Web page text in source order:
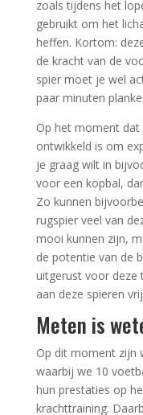
zoals tijdens het
gebruikt om het
heffen. Kortom:
de kracht van de
spier moet je wel
paar minuten
Op het moment
ontwikkeld is om
je graag wilt in
voor een kopbal,
Zo kunnen
rugspier veel van
mooi kunnen zijn,
de potentie van de
uitgerust voor deze
aan deze spieren
Meten is
Op dit moment zijn
waarbij we 10
hun prestaties op
krachttraining.